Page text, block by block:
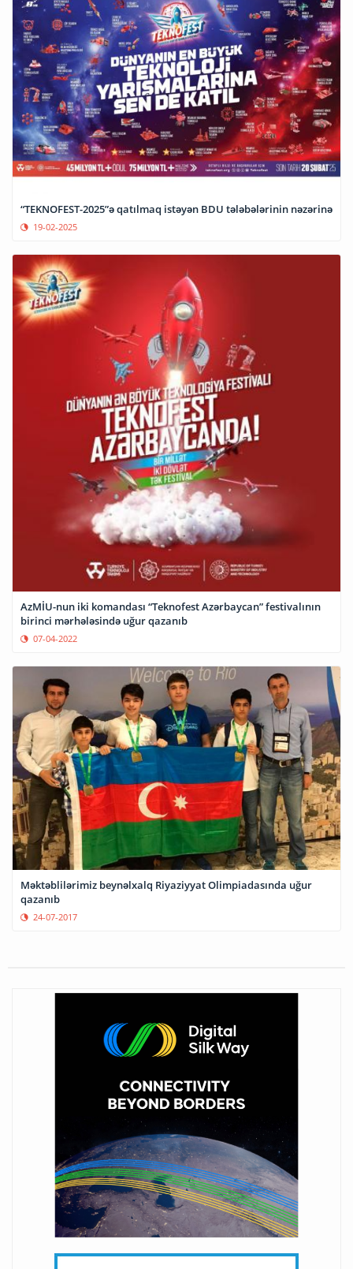
“TEKNOFEST-2025”ə qatılmaq istəyən BDU tələbələrinin nəzərinə
19-02-2025
AzMİU-nun iki komandası “Teknofest Azərbaycan” festivalının
birinci mərhələsində uğur qazanıb
07-04-2022
Məktəblilərimiz beynəlxalq Riyaziyyat Olimpiadasında uğur
qazanıb
24-07-2017